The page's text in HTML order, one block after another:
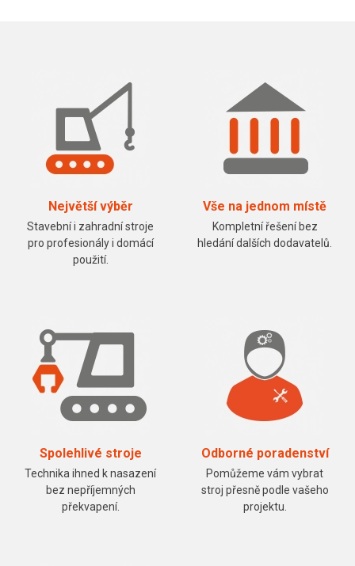
Největší výběr
Stavební i zahradní stroje
pro profesionály i domácí
použití.
Vše na jednom místě
Kompletní řešení bez
hledání dalších dodavatelů.
Spolehlivé stroje
Technika ihned k nasazení
bez nepříjemných
překvapení.
Odborné poradenství
Pomůžeme vám vybrat
stroj přesně podle vašeho
projektu.